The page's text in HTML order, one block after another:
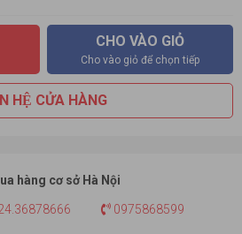
CHO VÀO GIỎ
Cho vào giỏ để chọn tiếp
HỆ CỬA HÀNG
hàng cơ sở Hà Nội
0975868599